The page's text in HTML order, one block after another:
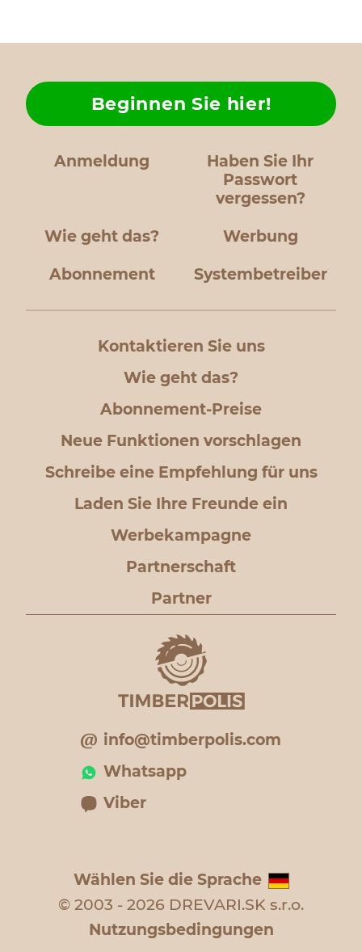
Anmeldung
Haben Sie Ihr
Passwort
vergessen?
Wie geht das?
Beginnen Sie hier!
Werbung
Abonnement Systembetreiber
Kontaktieren Sie uns
Wie geht das?
Abonnement-Preise
Neue Funktionen vorschlagen
Schreibe eine Empfehlung für uns
Laden Sie Ihre Freunde ein
Werbekampagne
Partnerschaft
Partner
info@timberpolis.com
Whatsapp
Viber
Wählen Sie die Sprache
© 2003 - 2026 DREVARI.SK s.r.o.
Nutzungsbedingungen